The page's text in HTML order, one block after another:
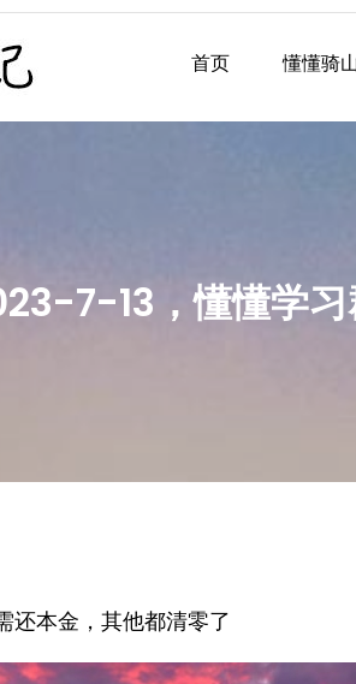
懂懂日记
懂懂日记网每天同步更新懂懂学习群
首页 懂懂骑
7-13，懂懂学习
还本金，其他都清零了